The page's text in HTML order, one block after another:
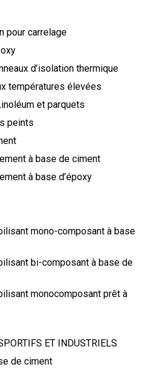
pour carrelage
d’isolation thermique
températures élevées
et parquets
peints
à base de ciment
à base d’époxy
mono-composant à base
bi-composant à base de
monocomposant prêt à
ET INDUSTRIELS
de ciment